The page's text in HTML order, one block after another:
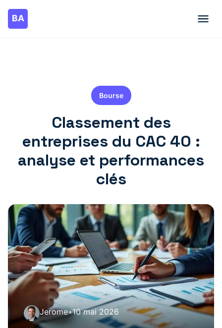
Bourse
Classement des
entreprises du CAC 40 :
analyse et performances
clés
Jerome•10 mai 2026